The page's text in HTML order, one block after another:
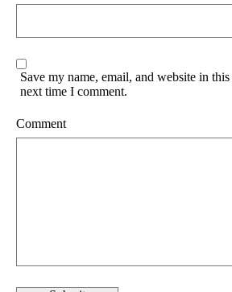
Save my name, email, and website in
next time I comment.
Comment